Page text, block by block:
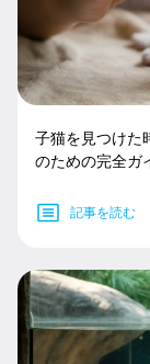
子猫を見つけた
のための完全ガ
記事を読む